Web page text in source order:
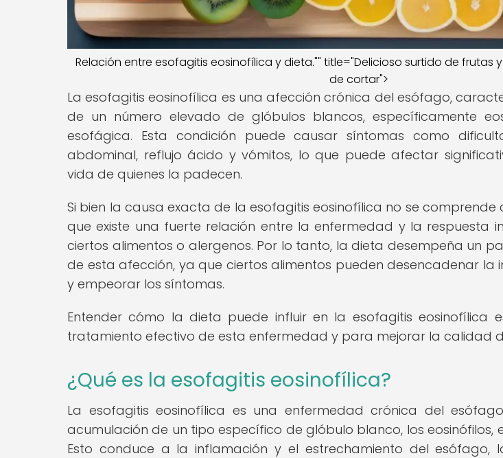
Relación entre esofagitis eosinofílica y dieta."" title="Delicioso surtido de frutas
de cortar">
La esofagitis eosinofílica es una afección crónica del esófago,
de un número elevado de glóbulos blancos, específicamente
esofágica. Esta condición puede causar síntomas como
abdominal, reflujo ácido y vómitos, lo que puede afectar
vida de quienes la padecen.
Si bien la causa exacta de la esofagitis eosinofílica no se comprende
que existe una fuerte relación entre la enfermedad y la respuesta
ciertos alimentos o alergenos. Por lo tanto, la dieta desempeña un
de esta afección, ya que ciertos alimentos pueden desencadenar la
y empeorar los síntomas.
Entender cómo la dieta puede influir en la esofagitis eosinofílica
tratamiento efectivo de esta enfermedad y para mejorar la calidad
¿Qué es la esofagitis eosinofílica?
La esofagitis eosinofílica es una enfermedad crónica del
acumulación de un tipo específico de glóbulo blanco, los eosinófilos,
Esto conduce a la inflamación y el estrechamiento del esófago,